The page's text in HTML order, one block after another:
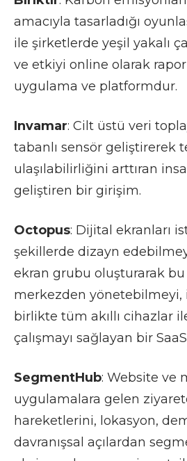
amacıyla tasarladığı
ile şirketlerde yeşil yakalı
ve etkiyi online olarak
uygulama ve platformdur.
Invamar: Cilt üstü veri
tabanlı sensör geliştirerek
ulaşılabilirliğini arttıran
geliştiren bir girişim.
Octopus: Dijital ekranları
şekillerde dizayn edebilmeyi,
ekran grubu oluşturarak
merkezden
birlikte tüm akıllı cihazlar
çalışmayı sağlayan bir SaaS
SegmentHub: Website ve
uygulamalara gelen
hareketlerini, lokasyon,
davranışsal açılardan